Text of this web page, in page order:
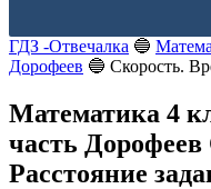
ГДЗ -Отвечалка 🔵
Дорофеев 🔵 Скорость.
Математика 4
часть
Расстояние